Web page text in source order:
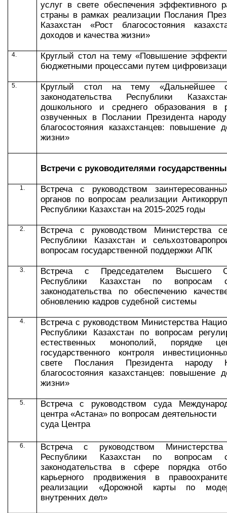
услуг в свете обеспечения эффективного
страны в рамках реализации Послания
Казахстан «Рост благосостояния
доходов и качества жизни»
4.
Круглый стол на тему «Повышение
бюджетными процессами путем
5.
Круглый стол на тему «Дальнейшее
законодательства Республики
дошкольного и среднего образования в
озвученных в Послании Президента
благосостояния казахстанцев: повышение
жизни»
Встречи с руководителями
1. Встреча с руководством
органов по вопросам реализации
Республики Казахстан на 2015-2025 годы
2.
Встреча с руководством Министерства
Республики Казахстан и
вопросам государственной поддержки АПК
3.
Встреча с Председателем Высшего
Республики Казахстан по вопросам
законодательства по обеспечению
обновлению кадров судебной системы
4.
Встреча с руководством Министерства
Республики Казахстан по вопросам
естественных монополий, порядке
государственного контроля
свете Послания Президента народу
благосостояния казахстанцев: повышение
жизни»
5.
Встреча с руководством суда
центра «Астана» по вопросам деятельности
суда Центра
6.
Встреча с руководством
Республики Казахстан по вопросам
законодательства в сфере порядка
карьерного продвижения в
реализации «Дорожной карты по
внутренних дел»